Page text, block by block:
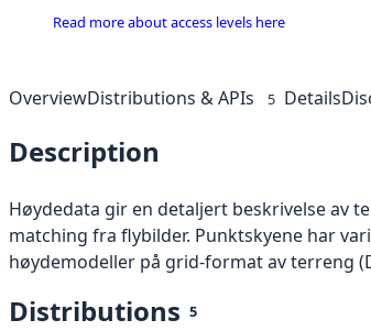
Read more about access levels here
OverviewDistributions & APIs 5 Details
Description
Høydedata gir en detaljert beskrivelse av
matching fra flybilder. Punktskyene har
høydemodeller på grid-format av terreng
Distributions 5